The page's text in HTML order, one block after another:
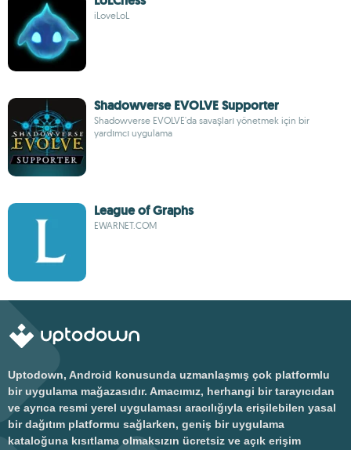
iLoveLoL
Shadowverse EVOLVE Supporter
Shadowverse EVOLVE'da savaşları yönetmek için bir
yardımcı uygulama
League of Graphs
EWARNET.COM
Uptodown, Android konusunda uzmanlaşmış çok platformlu
bir uygulama mağazasıdır. Amacımız, herhangi bir tarayıcıdan
ve ayrıca resmi yerel uygulaması aracılığıyla erişilebilen yasal
bir dağıtım platformu sağlarken, geniş bir uygulama
kataloğuna kısıtlama olmaksızın ücretsiz ve açık erişim